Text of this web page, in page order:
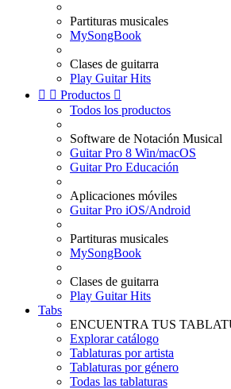
Partituras musicales
MySongBook
Clases de guitarra
Play Guitar Hits
  Productos 
Todos los productos
Software de Notación Musical
Guitar Pro 8 Win/macOS
Guitar Pro Educación
Aplicaciones móviles
Guitar Pro iOS/Android
Partituras musicales
MySongBook
Clases de guitarra
Play Guitar Hits
Tabs
ENCUENTRA TUS
Explorar catálogo
Tablaturas por artista
Tablaturas por género
Todas las tablaturas